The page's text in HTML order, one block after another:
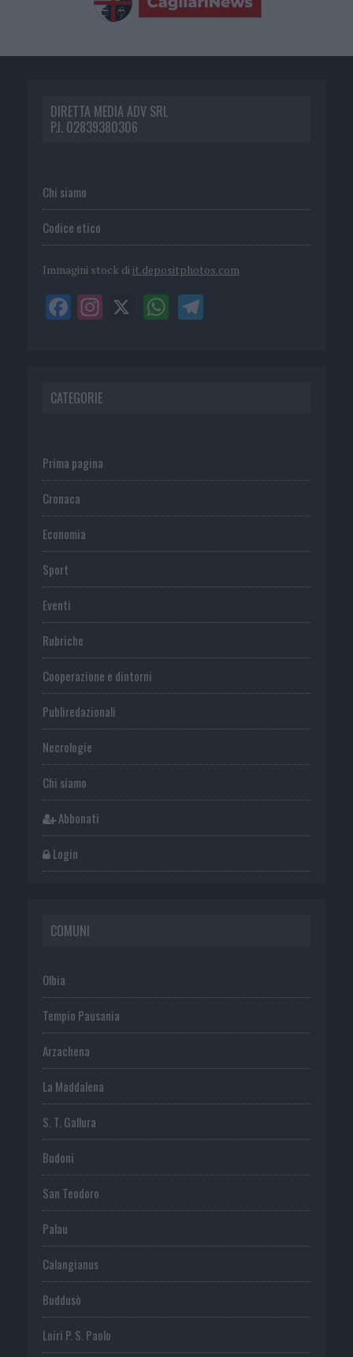
DIRETTA MEDIA ADV SRL
P.I. 02839380306
Chi siamo
Codice etico
Immagini stock di it.depositphotos.com
CATEGORIE
Prima pagina
Cronaca
Economia
Sport
Eventi
Rubriche
Cooperazione e dintorni
Publiredazionali
Necrologie
Chi siamo
Abbonati
Login
COMUNI
Olbia
Tempio Pausania
Arzachena
La Maddalena
S. T. Gallura
Budoni
San Teodoro
Palau
Calangianus
Buddusò
Loiri P. S. Paolo